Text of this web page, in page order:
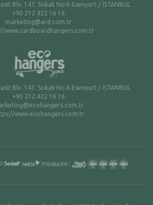
Blv. 147. Sokak No:6 Esenyurt / İSTANBUL
+90 212 422 16 16
marketing@ard.com.tr
www.cardboardhangers.com.tr
Blv. 147. Sokak No:6 Esenyurt / İSTANBUL
+90 212 422 16 16
www.ecohangers.com.tr